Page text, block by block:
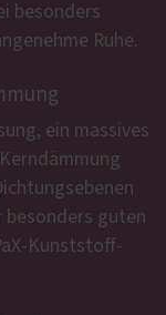
besonders
Ruhe.
ein massives
besonders guten
Kunststoff-